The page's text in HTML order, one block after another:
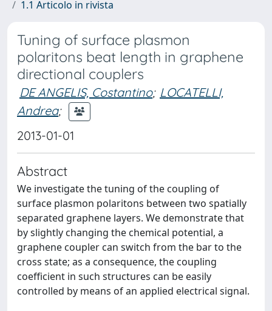
1.1 Articolo in rivista
Tuning of surface plasmon
polaritons beat length in graphene
directional couplers
DE ANGELIS, Costantino; LOCATELLI,
Andrea;
2013-01-01
Abstract
We investigate the tuning of the coupling of
surface plasmon polaritons between two spatially
separated graphene layers. We demonstrate that
by slightly changing the chemical potential, a
graphene coupler can switch from the bar to the
cross state; as a consequence, the coupling
coefficient in such structures can be easily
controlled by means of an applied electrical signal.